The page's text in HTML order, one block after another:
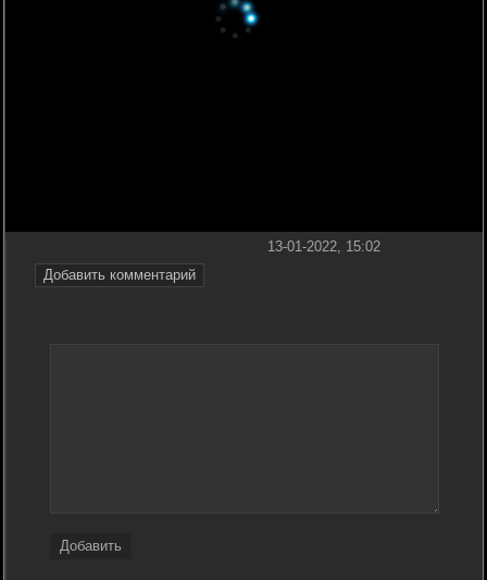
Добавить комментарий
13-01-2022, 15:02
Добавить